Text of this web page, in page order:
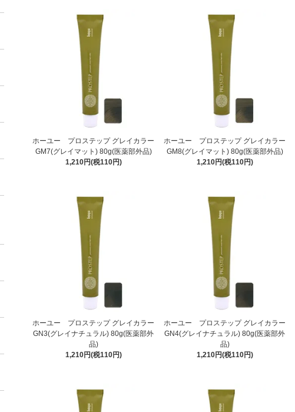
ホーユー プロステップ グレイカラー
GM7(グレイマット) 80g(医薬部外品)
1,210円(税110円)
ホーユー プロステップ グレイカラー
GM8(グレイマット) 80g(医薬部外品)
1,210円(税110円)
ホーユー プロステップ グレイカラー
GN3(グレイナチュラル) 80g(医薬部外
品)
1,210円(税110円)
ホーユー プロステップ グレイカラー
GN4(グレイナチュラル) 80g(医薬部外
品)
1,210円(税110円)